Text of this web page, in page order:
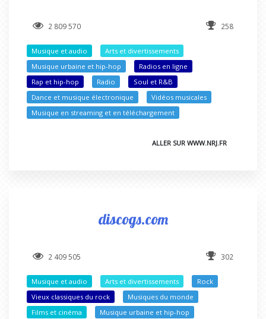
2 809 570 258
Musique et audio
Arts et divertissements
Musique urbaine et hip-hop
Radios en ligne
Rap et hip-hop
Radio
Soul et R&B
Dance et musique électronique
Vidéos musicales
Musique en streaming et en téléchargement
ALLER SUR WWW.NRJ.FR
discogs.com
2 409 505 302
Musique et audio Arts et divertissements
Rock
Vieux classiques du rock
Musiques du monde
Films et cinéma
Musique urbaine et hip-hop